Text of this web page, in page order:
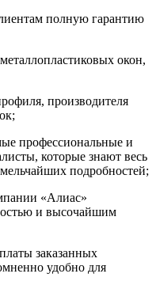
полную гарантию
окон,
производителя
профессиональные и
которые знают весь
подробностей;
«Алиас»
и высочайшим
заказанных
удобно для